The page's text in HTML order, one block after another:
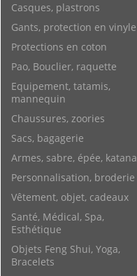
Casques, plastrons
Gants, protection en vinyle
Protections en coton
Pao, Bouclier, raquette
Equipement, tatamis,
mannequin
Chaussures, zoories
Sacs, bagagerie
Armes, sabre, épée, katana
Personnalisation, broderie
Vêtement, objet, cadeaux
Santé, Médical, Spa,
Esthétique
Objets Feng Shui, Yoga,
Bracelets